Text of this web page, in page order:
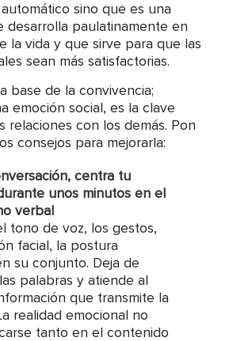
sino que es una
desarrolla paulatinamente en
la vida y que sirve para que las
sean más satisfactorias.
base de la convivencia;
emoción social, es la clave
relaciones con los demás. Pon
consejos para mejorarla:
centra tu
unos minutos en el
verbal
tono de voz, los gestos,
facial, la postura
su conjunto. Deja de
palabras y atiende al
que transmite la
realidad emocional no
tanto en el contenido